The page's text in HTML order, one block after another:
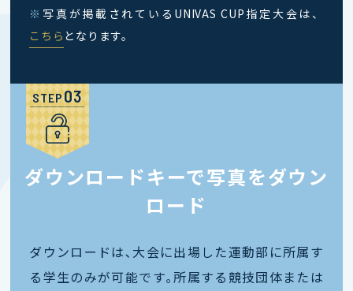
※ 写真が掲載されているUNIVAS CUP指定大会は、
こちら となります。
STEP
ダウンロードキーで写真をダウン
ロード
ダウンロードは､大会に出場した運動部に所属す
る学生のみが可能です｡所属する競技団体または